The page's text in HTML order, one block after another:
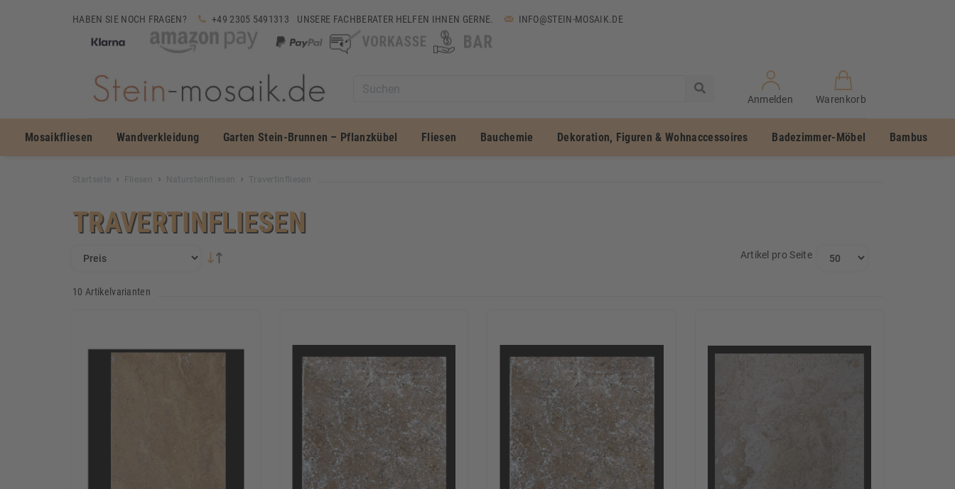
HABEN SIE NOCH FRAGEN? +49 2305 5491313 UNSERE FACHBERATER HELFEN IHNEN GERNE. INFO@STEIN-MOSAIK.DE
Anmelden Warenkorb
Mosaikfliesen Wandverkleidung Garten Stein-Brunnen – Pflanzkübel Fliesen Bauchemie Dekoration, Figuren & Wohnaccessoires Badezimmer-Möbel Bambus
Startseite Fliesen Natursteinfliesen Travertinfliesen
TRAVERTINFLIESEN
Artikel pro Seite
10 Artikelvarianten